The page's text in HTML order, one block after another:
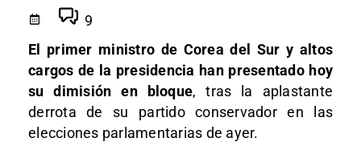
9
El primer ministro de Corea del Sur y altos
cargos de la presidencia han presentado hoy
su dimisión en bloque, tras la aplastante
derrota de su partido conservador en las
elecciones parlamentarias de ayer.